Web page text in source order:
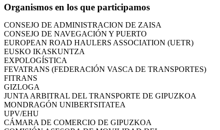
Organismos en los que participamos
COMITÉ DE INSPECCION DE GIPUZKOA
CONSEJO ASESOR DEL GOBIERNO VASCO
CONSEJO DE ADMINISTRACIÓN DE ZAISA
CONSEJO DE NAVEGACIÓN Y PUERTO
EUROPEAN ROAD HAULERS ASSOCIATION (UETR)
EUSKO IKASKUNTZA
EXPOLOGÍSTICA
FEVATRANS (FEDERACIÓN VASCA DE TRANSPORTES)
FITRANS
GIZLOGA
JUNTA ARBITRAL DEL TRANSPORTE DE GIPUZKOA
MONDRAGÓN UNIBERTSITATEA
UPV/EHU
CÁMARA DE COMERCIO DE GIPUZKOA